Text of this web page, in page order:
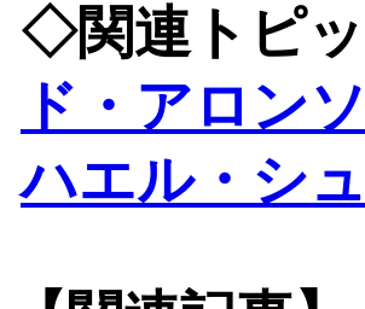
◇関連トピ
ド・アロンソ
ハエル・シ